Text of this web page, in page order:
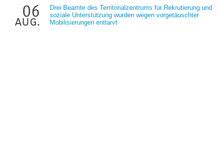
06
aug.
Drei Beamte des Territorialzentrums für Rekrutierung und
soziale Unterstützung wurden wegen vorgetäuschter
Mobilisierungen entlarvt